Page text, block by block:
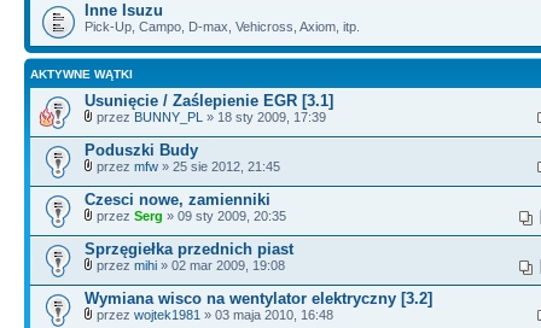
Inne Isuzu
Pick-Up, Campo, D-max, Vehicross, Axiom, itp.
AKTYWNE WĄTKI
Usunięcie / Zaślepienie EGR [3.1]
przez BUNNY_PL » 18 sty 2009, 17:39
Poduszki Budy
przez mfw » 25 sie 2012, 21:45
Czesci nowe, zamienniki
przez Serg » 09 sty 2009, 20:35
Sprzęgiełka przednich piast
przez mihi » 02 mar 2009, 19:08
Wymiana wisco na wentylator elektryczny [3.2]
przez wojtek1981 » 03 maja 2010, 16:48